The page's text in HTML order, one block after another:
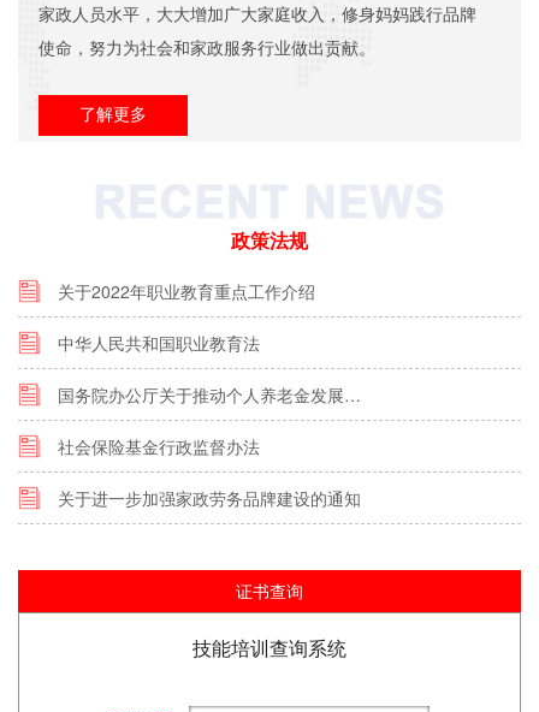
家政人员水平，大大增加广大家庭收入，修身妈妈践行品牌
使命，努力为社会和家政服务行业做出贡献。
了解更多
政策法规
关于2022年职业教育重点工作介绍
中华人民共和国职业教育法
国务院办公厅关于推动个人养老金发展…
社会保险基金行政监督办法
关于进一步加强家政劳务品牌建设的通知
证书查询
技能培训查询系统